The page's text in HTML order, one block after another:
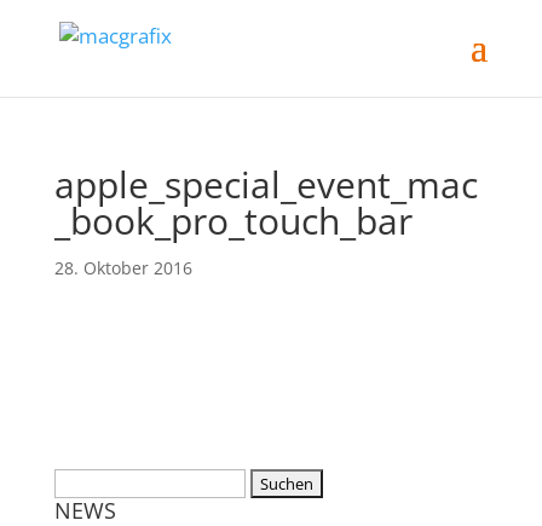
apple_special_event_mac
_book_pro_touch_bar
28. Oktober 2016
NEWS